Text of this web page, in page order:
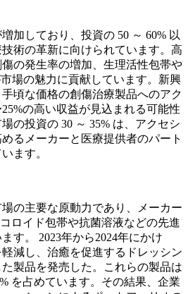
加しており、投資の 50 ～ 60% 以
技術の革新に向けられています。高
の発生率の増加、生理活性包帯や
場の魅力に貢献しています。新興
頃な価格の創傷治療製品へのアク
の高い収益が見込まれる可能性
の投資の 30 ～ 35% は、アクセシ
るメーカーと医療提供者のパート
ます。
の主要な原動力であり、メーカー
ロイド包帯や抗菌溶液などの先進
す。 2023年から2024年にかけ
減し、治癒を促進するドレッシン
製品を発売した。これらの製品は
を占めています。その結果、企業